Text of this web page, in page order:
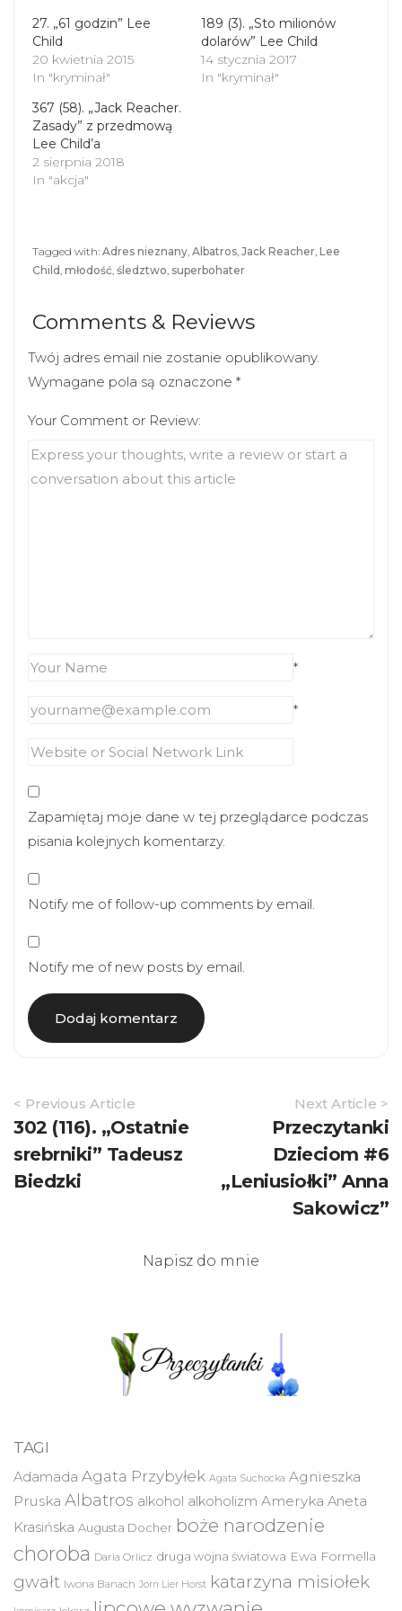
(
O
n
s
i
n
n
e
w
w
i
n
k
(
p
e
n
n
n
w
w
27. „61 godzin” Lee
Child
20 kwietnia 2015
In "kryminał"
189 (3). „Sto milionów
dolarów” Lee Child
14 stycznia 2017
In "kryminał"
367 (58). „Jack Reacher.
Zasady” z przedmową
Lee Child’a
2 sierpnia 2018
In "akcja"
Tagged with: Adres nieznany, Albatros, Jack Reacher, Lee
Child, młodość, śledztwo, superbohater
Comments & Reviews
Twój adres email nie zostanie opublikowany.
Wymagane pola są oznaczone *
Your Comment or Review:
*
*
Zapamiętaj moje dane w tej przeglądarce podczas
pisania kolejnych komentarzy.
Notify me of follow-up comments by email.
Notify me of new posts by email.
Article
Navigation
< Previous Article
302 (116). „Ostatnie
srebrniki” Tadeusz
Biedzki
Next Article >
Przeczytanki
Dzieciom #6
„Leniusiołki” Anna
Sakowicz”
Napisz do mnie
TAGI
Adamada Agata Przybyłek Agata Suchocka Agnieszka
Pruska Albatros alkohol alkoholizm Ameryka Aneta
Krasińska Augusta Docher boże narodzenie
choroba Daria Orlicz druga wojna światowa Ewa Formella
gwałt Iwona Banach Jorn Lier Horst katarzyna misiołek